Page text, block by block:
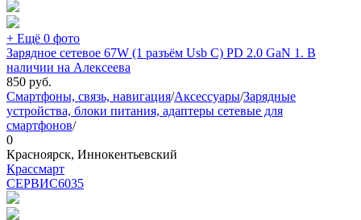
+ Ещё 0 фото
Зарядное сетевое 67W (1 разъём Usb C) PD 2.0 GaN 1. В
наличии на Алексеева
850 руб.
Смартфоны, связь, навигация/Аксессуары/Зарядные
устройства, блоки питания, адаптеры сетевые для
смартфонов/
0
Красноярск, Иннокентьевский
Крассмарт
СЕРВИС6035